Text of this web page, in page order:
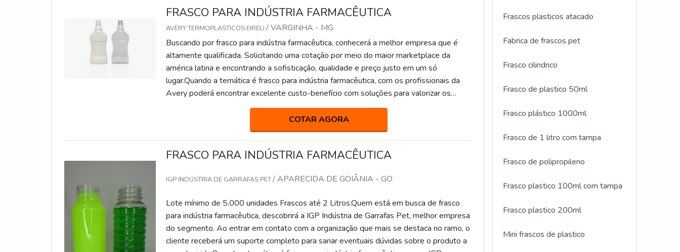
FRASCO PARA INDÚSTRIA FARMACÊUTICA
AVERY TERMOPLASTICOS EIRELI/ VARGINHA - MG
Buscando por frasco para indústria farmacêutica, conhecerá a melhor empresa que é
altamente qualificada. Solicitando uma cotação por meio do maior marketplace da
américa latina e encontrando a sofisticação, qualidade e preço justo em um só
lugar.Quando a temática é frasco para indústria farmacêutica, com os profissionais da
Avery poderá encontrar excelente custo-benefício com soluções para valorizar os
produtos dos clientes.UM POUCO MAIS SOBRE FRASCO PARA INDÚSTRIA
FARMACÊUTICAHá muitas maneiras eficientes de demonstrar competência e
excelência em sua área de atuação. A Avery foca sua estratégia em criar uma estrutura
com: Escritório de alta qualidade onde são realizadas as atividades; Cuidados e
respeito à vida e ao planeta; Tecnologia de ponta. Tudo isso para garantir que se tenha
farmacêutica, deve-se descartar empresas que não tenham produtos e serviços com
empresas que não focam na fidelização do cliente.É por tudo isso que a Avery é
comprometida com os serviços quando exploramos o segmento de termoplásticos e
congêneres. O objetivo é garantir o que há de melhor na atualidade para os clientes. Na
organização é possível encontrar uma equipe com profissionais certificados que estão
COTAR AGORA
FRASCO PARA INDÚSTRIA FARMACÊUTICA
IGP INDÚSTRIA DE GARRAFAS PET/ APARECIDA DE GOIÂNIA - GO
Lote mínimo de 5.000 unidades Frascos até 2 Litros.Quem está em busca de frasco
para indústria farmacêutica, descobrirá a IGP Indústria de Garrafas Pet, melhor empresa
do segmento. Ao entrar em contato com a organização que mais se destaca no ramo, o
cliente receberá um suporte completo para sanar eventuais dúvidas sobre o produto a
Frascos plasticos atacado
Fabrica de frascos pet
Frasco cilindrico
Frasco de plastico 50ml
Frasco plástico 1000ml
Frasco de 1 litro com tampa
Frasco de polipropileno
Frasco plastico 100ml com tampa
Frasco plastico 200ml
Mini frascos de plastico